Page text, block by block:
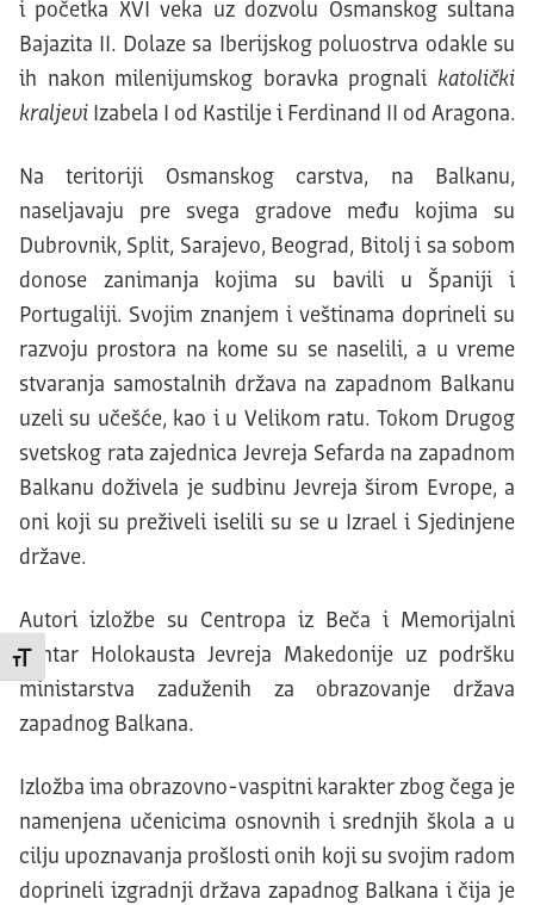
Promeni veličinu slova
i početka XVI veka uz dozvolu Osmanskog sultana
Bajazita II. Dolaze sa Iberijskog poluostrva odakle su
ih nakon milenijumskog boravka prognali katolički
kraljevi Izabela I od Kastilje i Ferdinand II od Aragona.
Na teritoriji Osmanskog carstva, na Balkanu,
naseljavaju pre svega gradove među kojima su
Dubrovnik, Split, Sarajevo, Beograd, Bitolj i sa sobom
donose zanimanja kojima su bavili u Španiji i
Portugaliji. Svojim znanjem i veštinama doprineli su
razvoju prostora na kome su se naselili, a u vreme
stvaranja samostalnih država na zapadnom Balkanu
uzeli su učešće, kao i u Velikom ratu. Tokom Drugog
svetskog rata zajednica Jevreja Sefarda na zapadnom
Balkanu doživela je sudbinu Jevreja širom Evrope, a
oni koji su preživeli iselili su se u Izrael i Sjedinjene
države.
Autori izložbe su Centropa iz Beča i Memorijalni
centar Holokausta Jevreja Makedonije uz podršku
ministarstva zaduženih za obrazovanje država
zapadnog Balkana.
Izložba ima obrazovno-vaspitni karakter zbog čega je
namenjena učenicima osnovnih i srednjih škola a u
cilju upoznavanja prošlosti onih koji su svojim radom
doprineli izgradnji država zapadnog Balkana i čija je